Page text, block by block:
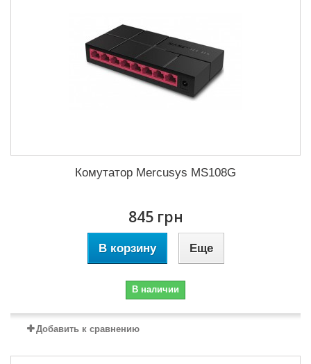
Комутатор Mercusys MS108G
845 грн
В корзину Еще
В наличии
Добавить к сравнению